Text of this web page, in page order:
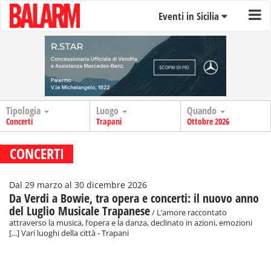
Eventi in Sicilia
Tipologia
Concerti
Luogo
Trapani
Quando
Ottobre 2026
CONCERTI
Dal 29 marzo al 30 dicembre 2026
Da Verdi a Bowie, tra opera e concerti: il nuovo anno
del Luglio Musicale Trapanese/ L’amore raccontato
attraverso la musica, l’opera e la danza, declinato in azioni, emozioni
[...] Vari luoghi della città - Trapani